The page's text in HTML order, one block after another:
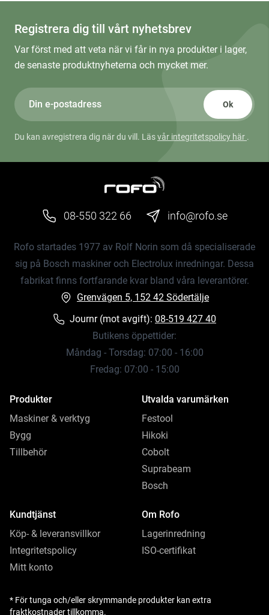
Registrera dig till vårt nyhetsbrev
Var först med att veta när vi får in nya produkter i lager,
de senaste produktnyheterna och mycket mer.
Ok
Du kan avregistrera dig när du vill. Läsvår integritetspolicy här .
08-550 322 66 info@rofo.se
Rofo startades 1977 av Rolf Norin som då specialiserade
sig på Bosch maskiner och Electrolux inredningar. Dessa
fabrikat finns fortfarande kvar bland våra leverantörer.
Grenvägen 5, 152 42 Södertälje
Journr (mot avgift): 08-519 427 40
Butikens öppettider:
Måndag - Torsdag: 07:00 - 16:00
Fredag: 07:00 - 15:00
Produkter
Maskiner & verktyg
Bygg
Tillbehör
Utvalda varumärken
Festool
Hikoki
Cobolt
Suprabeam
Bosch
Kundtjänst
Köp- & leveransvillkor
Integritetspolicy
Mitt konto
Om Rofo
Lagerinredning
ISO-certifikat
* För tunga och/eller skrymmande produkter kan extra
fraktkostnader tillkomma.